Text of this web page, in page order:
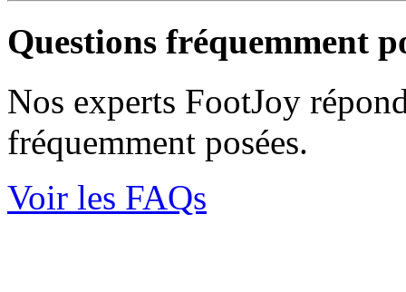
Questions fréquemment
Nos experts FootJoy
fréquemment posées.
Voir les FAQs